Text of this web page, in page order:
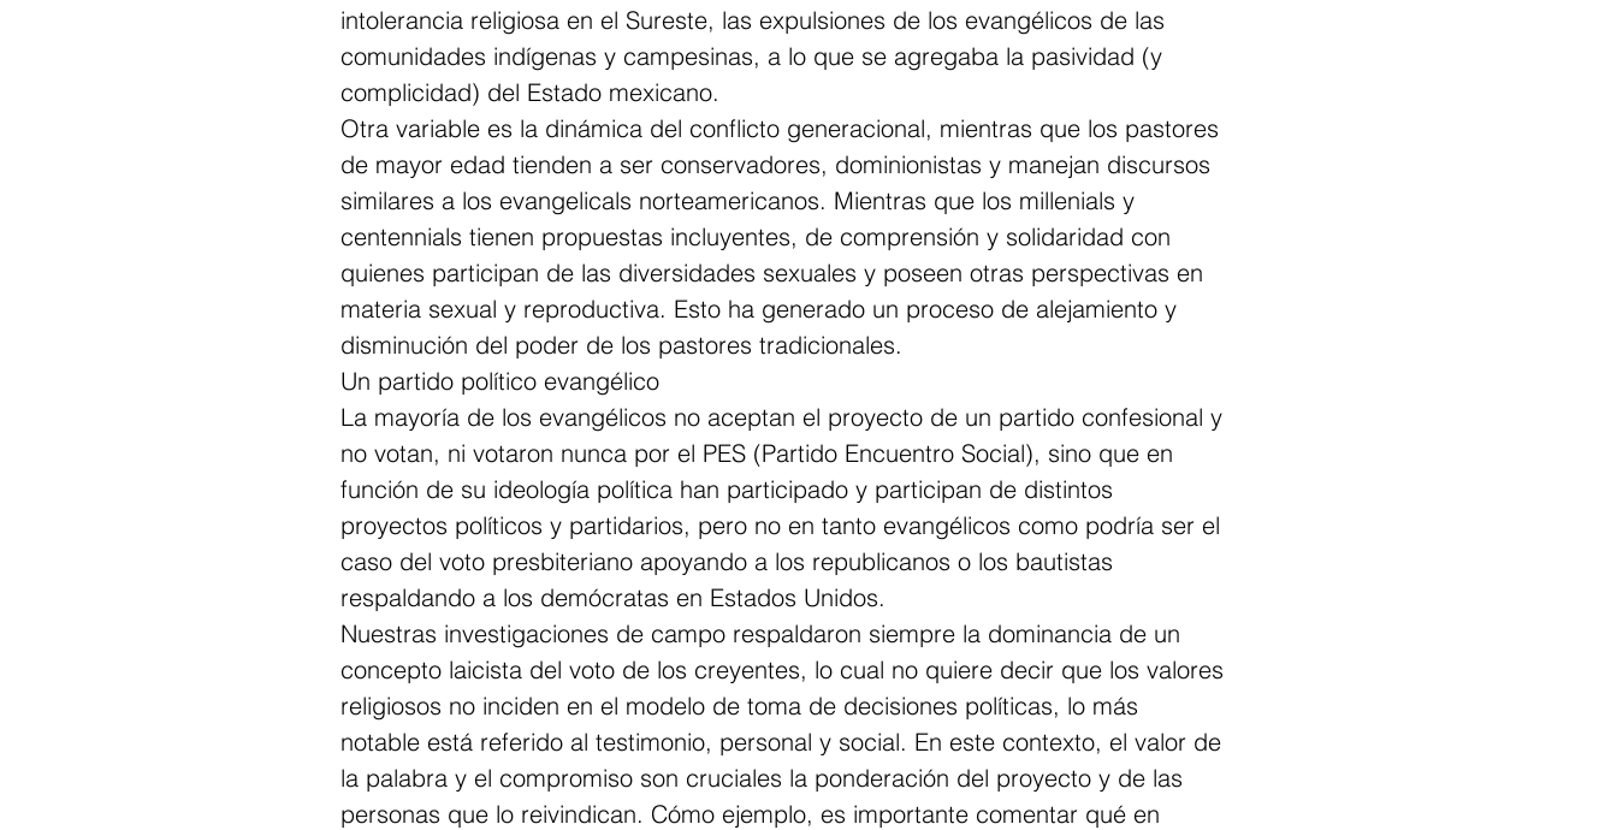
intolerancia religiosa en el Sureste, las expulsiones de los evangélicos de las
comunidades indígenas y campesinas, a lo que se agregaba la pasividad (y
complicidad) del Estado mexicano.
Otra variable es la dinámica del conflicto generacional, mientras que los pastores
de mayor edad tienden a ser conservadores, dominionistas y manejan discursos
similares a los evangelicals norteamericanos. Mientras que los millenials y
centennials tienen propuestas incluyentes, de comprensión y solidaridad con
quienes participan de las diversidades sexuales y poseen otras perspectivas en
materia sexual y reproductiva. Esto ha generado un proceso de alejamiento y
disminución del poder de los pastores tradicionales.
Un partido político evangélico
La mayoría de los evangélicos no aceptan el proyecto de un partido confesional y
no votan, ni votaron nunca por el PES (Partido Encuentro Social), sino que en
función de su ideología política han participado y participan de distintos
proyectos políticos y partidarios, pero no en tanto evangélicos como podría ser el
caso del voto presbiteriano apoyando a los republicanos o los bautistas
respaldando a los demócratas en Estados Unidos.
Nuestras investigaciones de campo respaldaron siempre la dominancia de un
concepto laicista del voto de los creyentes, lo cual no quiere decir que los valores
religiosos no inciden en el modelo de toma de decisiones políticas, lo más
notable está referido al testimonio, personal y social. En este contexto, el valor de
la palabra y el compromiso son cruciales la ponderación del proyecto y de las
personas que lo reivindican. Cómo ejemplo, es importante comentar qué en